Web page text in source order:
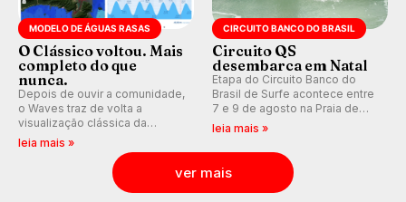
MODELO DE ÁGUAS RASAS
O Clássico voltou. Mais
completo do que
nunca.
Depois de ouvir a comunidade,
o Waves traz de volta a
visualização clássica da
previsão de águas rasas,
agora integrada à nova
plataforma e com previsão das
ondas para até 16 dias.
leia mais »
CIRCUITO BANCO DO BRASIL
Circuito QS
desembarca em Natal
Etapa do Circuito Banco do
Brasil de Surfe acontece entre
7 e 9 de agosto na Praia de
Miami (RN), em disputas
válidas pelo Qualifying Series
(QS) 4.000 e pela corrida por
vagas no Challenger Series.
leia mais »
ver mais